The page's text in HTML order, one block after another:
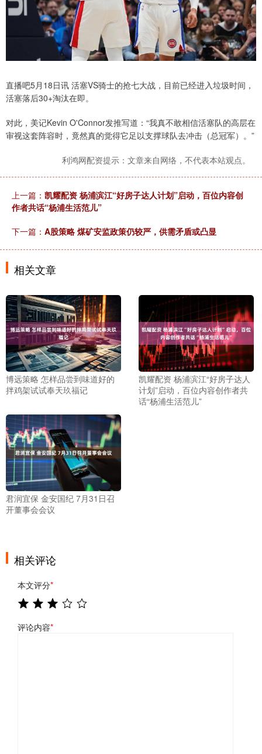
直播吧5月18日讯 活塞VS骑士的抢七大战，目前已经进入垃圾时间，
活塞落后30+淘汰在即。
对此，美记Kevin O'Connor发推写道：“我真不敢相信活塞队的高层在
审视这套阵容时，竟然真的觉得它足以支撑球队去冲击（总冠军）。”
利鸿网配资提示：文章来自网络，不代表本站观点。
上一篇： 凯耀配资 杨浦滨江“好房子达人计划”启动，百位内容创
作者共话“杨浦生活范儿”
下一篇： A股策略 煤矿安监政策仍较严，供需矛盾或凸显
相关文章
博远策略 怎样品尝到味道好的
拌鸡架试试奉天玖福记
凯耀配资 杨浦滨江“好房子达人
计划”启动，百位内容创作者共
话“杨浦生活范儿”
君润宜保 金安国纪 7月31日召
开董事会会议
相关评论
本文评分*
评论内容*